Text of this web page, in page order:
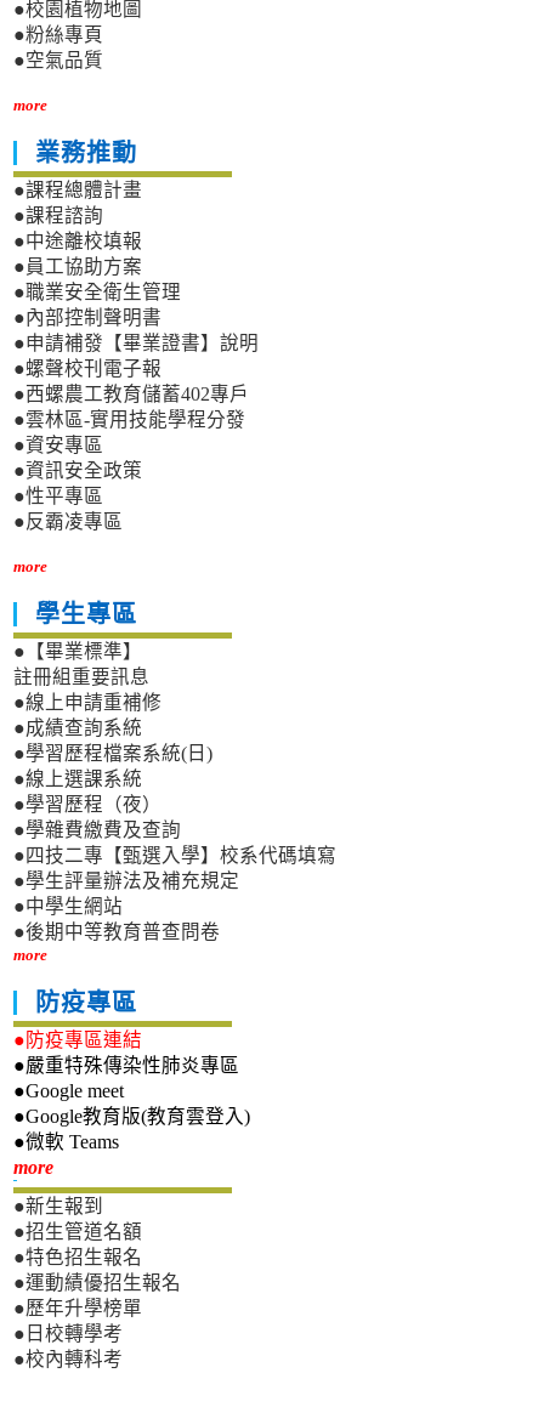
●校園植物地圖
●粉絲專頁
●空氣品質
more
業務推動
●課程總體計畫
●課程諮詢
●中途離校填報
●員工協助方案
●職業安全衛生管理
●內部控制聲明書
●申請補發【畢業證書】說明
●螺聲校刊電子報
●西螺農工教育儲蓄402專戶
●雲林區-實用技能學程分發
●資安專區
●資訊安全政策
●性平專區
●反霸凌專區
more
學生專區
●【畢業標準】
註冊組重要訊息
●線上申請重補修
●成績查詢系統
●學習歷程檔案系統(日)
●線上選課系統
●學習歷程（夜）
●學雜費繳費及查詢
●四技二專【甄選入學】校系代碼填寫
●學生評量辦法及補充規定
●中學生網站
●後期中等教育普查問卷
more
防疫專區
●防疫專區連結
●嚴重特殊傳染性肺炎專區
●Google meet
●Google教育版(教育雲登入)
●微軟 Teams
more新生專區
●新生報到
●招生管道名額
●特色招生報名
●運動績優招生報名
●歷年升學榜單
●日校轉學考
●校內轉科考